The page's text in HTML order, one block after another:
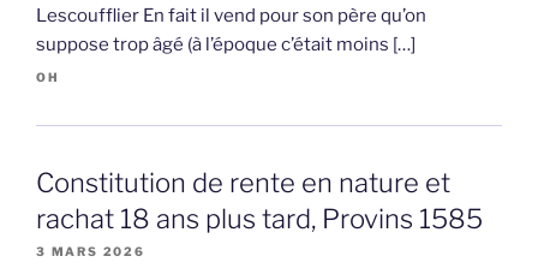
Lescoufflier En fait il vend pour son père qu’on
suppose trop âgé (à l’époque c’était moins […]
OH
Constitution de rente en nature et
rachat 18 ans plus tard, Provins 1585
3 MARS 2026